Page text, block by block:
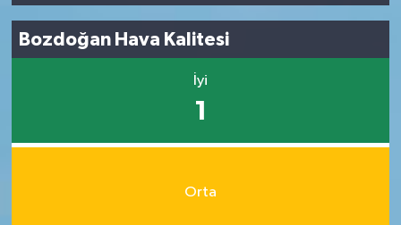
Bozdoğan Hava Kalitesi
İyi
1
Orta